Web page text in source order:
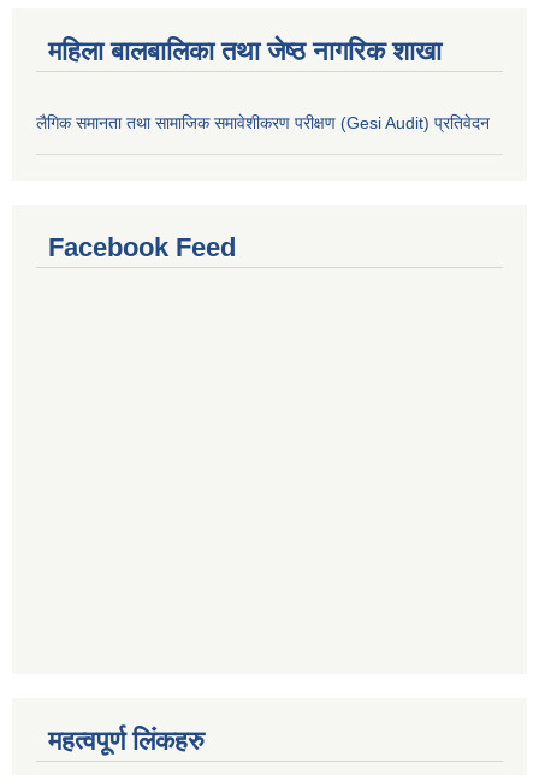
महिला बालबालिका तथा जेष्ठ नागरिक शाखा
लैगिक समानता तथा सामाजिक समावेशीकरण परीक्षण (Gesi Audit) प्रतिवेदन
Facebook Feed
महत्वपूर्ण लिंकहरु